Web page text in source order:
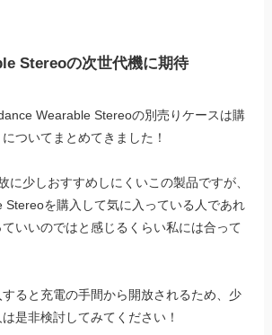
Stereoの次世代機に期待
Wearable Stereoの別売りケースは購
ついてまとめてきました！
に少しおすすめしにくいこの製品ですが、
Stereoを購入して気に入っている人であれ
いいのではと感じるくらい私には合って
ると充電の手間から開放されるため、少
是非検討してみてください！